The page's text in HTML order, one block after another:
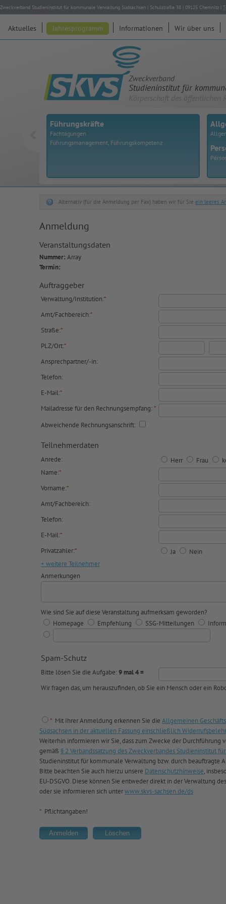
Zweckverband Studieninstitut für kommunale Verwaltung Südsachsen | Schulstraße 38 | 09125 Chemnitz |
Aktuelles Jahresprogramm Informationen Wir über uns
Zweckverband
Studieninstitut für
Körperschaft des öffentlichen
Führungskräfte
Fachtagungen
Führungsmanagement, Führungskompetenz
Alternativ (für die Anmeldung per Fax) haben wir für Sie ein leeres
Anmeldung
Veranstaltungsdaten
Nummer: Array
Termin:
Auftraggeber
Verwaltung/Institution:*
Amt/Fachbereich:*
Straße:*
PLZ/Ort:*
Ansprechpartner/-in:
Telefon:
E-Mail:*
Mailadresse für den Rechnungsempfang:*
Abweichende Rechnungsanschrift:
Teilnehmerdaten
Anrede: Herr Frau
Name:*
Vorname:*
Amt/Fachbereich:
Telefon:
E-Mail:*
Privatzahler:* Ja
Nein
+ weitere Teilnehmer
Anmerkungen
Wie sind Sie auf diese Veranstaltung aufmerksam geworden?
Homepage
Empfehlung SSG-Mitteilungen
Spam-Schutz
Bitte lösen Sie die Aufgabe:9 mal 4 =
Wir fragen das, um herauszufinden, ob Sie ein Mensch oder ein
* Mit Ihrer Anmeldung erkennen Sie die Allgemeinen
Südsachsen in der aktuellen Fassung einschließlich
Weiterhin informieren wir Sie, dass zum Zwecke der Durchführung
gemäß § 2 Verbandssatzung des Zweckverbandes Studieninstitut
Studieninstitut für kommunale Verwaltung bzw. durch beauftragte
Bitte beachten Sie auch hierzu unsere Datenschutzhinweise,
EU-DSGVO. Diese können Sie entweder direkt in der Verwaltung
oder sie informieren sich unterwww.skvs-sachsen.de/ds
* Pflichtangaben!